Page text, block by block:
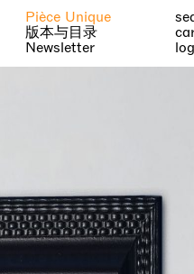
Pièce Unique
版本与目录
Newsletter